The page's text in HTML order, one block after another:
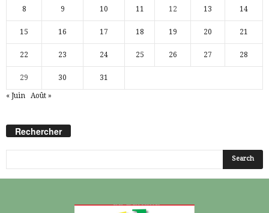
8 9 10 11 12 13 14
15 16 17 18 19 20 21
22 23 24 25 26 27 28
29 30 31
« Juin Août »
Rechercher